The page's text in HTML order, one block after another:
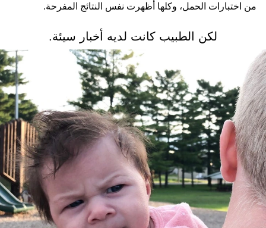
من اختبارات الحمل، وكلها أظهرت نفس النتائج المفرحة.
لكن الطبيب كانت لديه أخبار سيئة.